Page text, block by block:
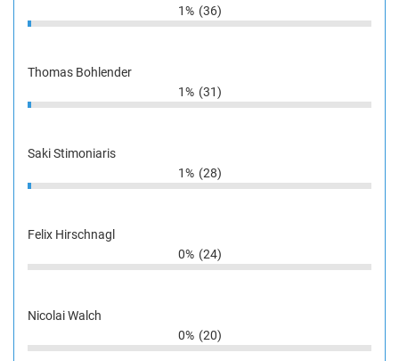
1% (36)
Thomas Bohlender
1% (31)
Saki Stimoniaris
1% (28)
Felix Hirschnagl
0% (24)
Nicolai Walch
0% (20)